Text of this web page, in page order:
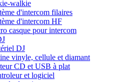
walkie
d'intercom filaires
d'intercom HF
casque pour intercom
DJ
vinyle, cellule et diamant
CD et USB à plat
et logiciel